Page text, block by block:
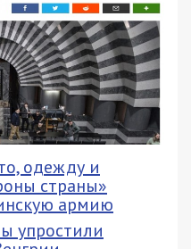
одежду и
страны»
армию
упростили